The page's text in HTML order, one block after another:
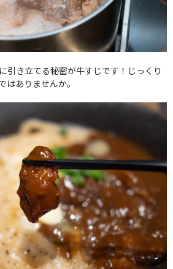
引き立てる秘密が牛すじです！じっくり
はありませんか。